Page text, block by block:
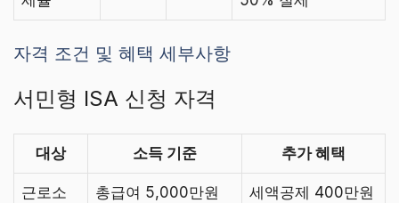
자격 조건 및 혜택 세부사항
서민형 ISA 신청 자격
대상 소득 기준 추가 혜택
근로소
총급여 5,000만원
세액공제 400만원